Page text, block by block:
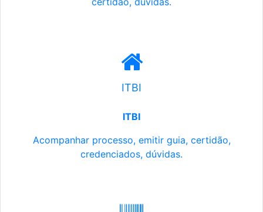
ITBI
ITBI
Acompanhar processo, emitir guia, certidão,
credenciados, dúvidas.